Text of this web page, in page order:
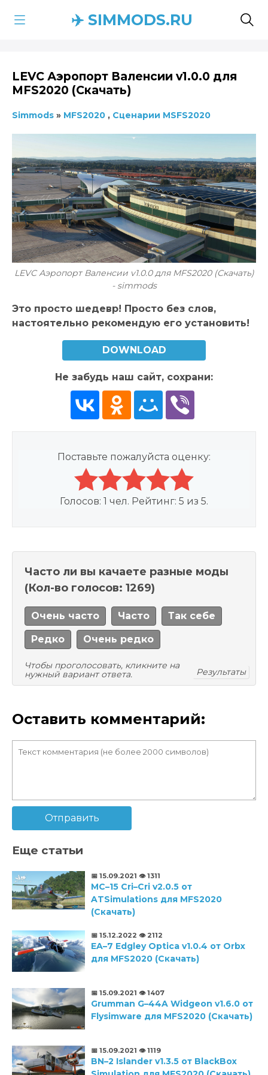
✈️ SIMMODS.RU
LEVC Аэропорт Валенсии v1.0.0 для
MFS2020 (Скачать)
Simmods » MFS2020 , Сценарии MSFS2020
LEVC Аэропорт Валенсии v1.0.0 для MFS2020 (Скачать)
- simmods
Это просто шедевр! Просто без слов,
настоятельно рекомендую его установить!
DOWNLOAD
Не забудь наш сайт, сохрани:
Поставьте пожалуйста оценку:
Голосов: 1 чел. Рейтинг: 5 из 5.
Часто ли вы качаете разные моды
(Кол-во голосов: 1269)
Очень часто Часто Так себе
Редко Очень редко
Чтобы проголосовать, кликните на
нужный вариант ответа.
Результаты
Оставить комментарий:
Отправить
Еще статьи
📅 15.09.2021 👁️ 1311
MC–15 Cri–Cri v2.0.5 от
ATSimulations для MFS2020
(Скачать)
📅 15.12.2022 👁️ 2112
EA–7 Edgley Optica v1.0.4 от Orbx
для MFS2020 (Скачать)
📅 15.09.2021 👁️ 1407
Grumman G–44A Widgeon v1.6.0 от
Flysimware для MFS2020 (Скачать)
📅 15.09.2021 👁️ 1119
BN–2 Islander v1.3.5 от BlackBox